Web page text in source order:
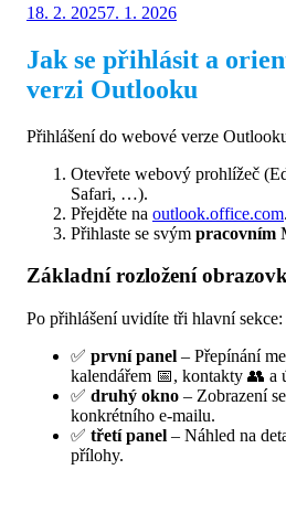
Autor Jaromír Světlík
Zveřejněno
18. 2. 20257. 1. 2026
Jak se přihlásit a
verzi Outlooku
Přihlášení do webové verze
Otevřete webový prohlížeč
Safari, …).
Přejděte na outlook.office.com.
Přihlaste se svým pracovním
Základní rozložení
Po přihlášení uvidíte tři hlavní sekce:
✅ první panel – Přepínání
kalendářem 📅, kontakty 👥 a
✅ druhý okno – Zobrazení
konkrétního e-mailu.
✅ třetí panel – Náhled na
přílohy.